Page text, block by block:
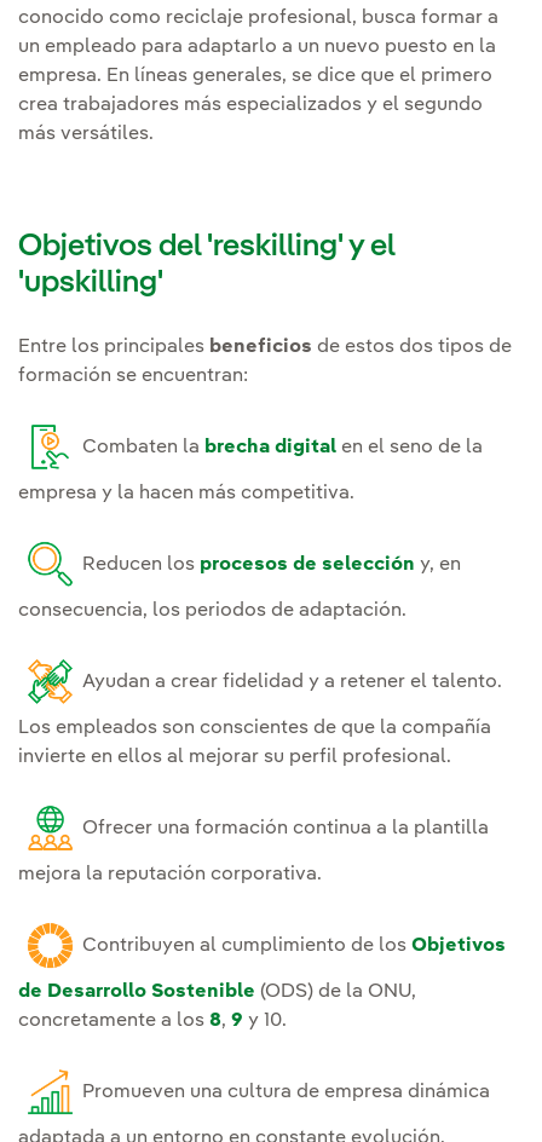
conocido como reciclaje profesional, busca formar a
un empleado para adaptarlo a un nuevo puesto en la
empresa. En líneas generales, se dice que el primero
crea trabajadores más especializados y el segundo
más versátiles.
Objetivos del 'reskilling' y el
'upskilling'
Entre los principales beneficios de estos dos tipos de
formación se encuentran:
Combaten la brecha digital en el seno de la
empresa y la hacen más competitiva.
Reducen los procesos de selección y, en
consecuencia, los periodos de adaptación.
Ayudan a crear fidelidad y a retener el talento.
Los empleados son conscientes de que la compañía
invierte en ellos al mejorar su perfil profesional.
Ofrecer una formación continua a la plantilla
mejora la reputación corporativa.
Contribuyen al cumplimiento de los Objetivos
de Desarrollo Sostenible (ODS) de la ONU,
concretamente a los 8, 9 y 10.
Promueven una cultura de empresa dinámica